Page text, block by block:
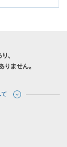
、
りません。